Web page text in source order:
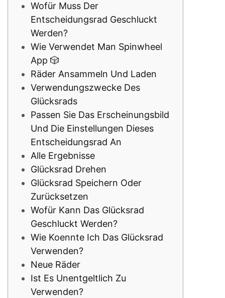
Wofür Muss Der
Entscheidungsrad Geschluckt
Werden?
Wie Verwendet Man Spinwheel
App 🎲
Räder Ansammeln Und Laden
Verwendungszwecke Des
Glücksrads
Passen Sie Das Erscheinungsbild
Und Die Einstellungen Dieses
Entscheidungsrad An
Alle Ergebnisse
Glücksrad Drehen
Glücksrad Speichern Oder
Zurücksetzen
Wofür Kann Das Glücksrad
Geschluckt Werden?
Wie Koennte Ich Das Glücksrad
Verwenden?
Neue Räder
Ist Es Unentgeltlich Zu
Verwenden?